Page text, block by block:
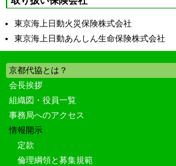
東京海上日動火災保険株式会社
東京海上日動あんしん生命保険株式会社
京都代協とは？
会長挨拶
組織図・役員一覧
事務局へのアクセス
情報開示
定款
倫理綱領と募集規範